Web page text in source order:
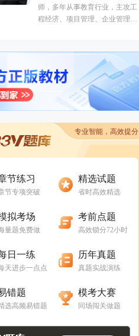
培训行业从业经历。
专业智能，高效提分
节练习
节专项突破
精选试题
省时高效精选
拟考场
量题免费做
考前点题
高效锁分72小时
日一练
天进步一点点
历年真题
真题实战演练
错题
选高频易错题
模考大赛
同场闯关做题